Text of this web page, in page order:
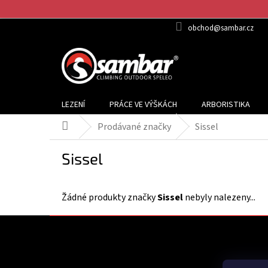
na
obchod@sambar.cz
LEZENÍ PRÁCE VE VÝŠKÁCH ARBORISTIKA
Domů Prodávané značky Sissel
Sissel
Žádné produkty značkySisselnebyly nalezeny...